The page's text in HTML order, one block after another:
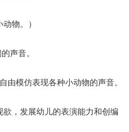
物。）
声音。
模仿表现各种小动物的声音。
，发展幼儿的表演能力和创编